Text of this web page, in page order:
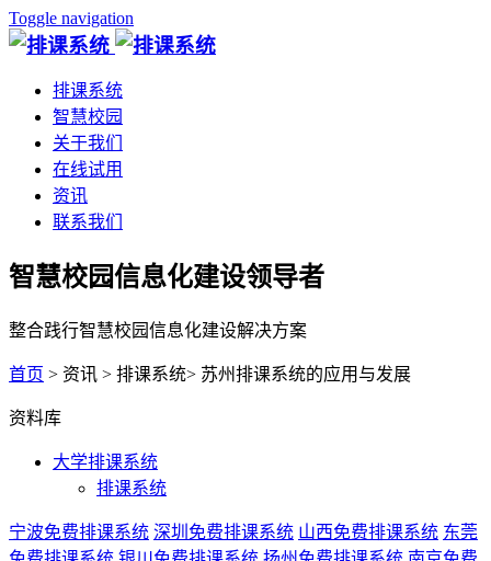
Toggle navigation
排课系统
智慧校园
关于我们
在线试用
资讯
联系我们
智慧校园信息化建设领导者
整合践行智慧校园信息化建设解决方案
首页 > 资讯 > 排课系统> 苏州排课系统的应用与发展
资料库
大学排课系统
排课系统
宁波免费排课系统 深圳免费排课系统 山西免费排课系统 东莞